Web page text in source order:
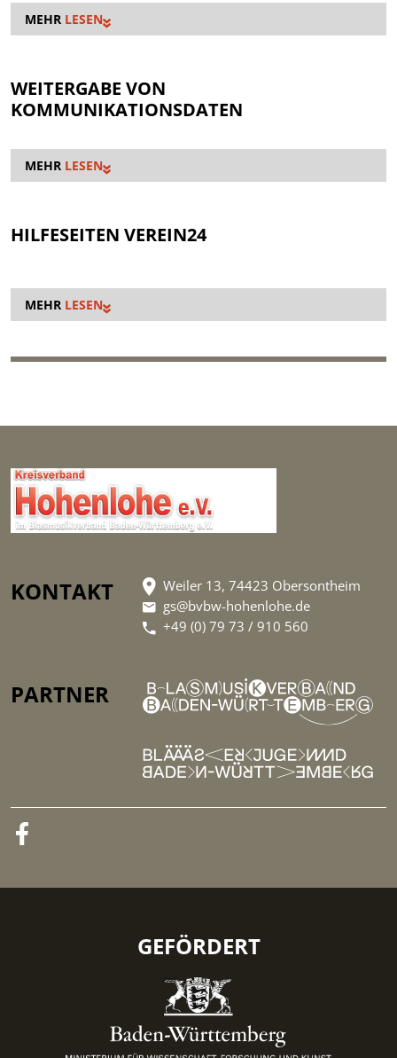
LESEN
WEITERGABE VON
KOMMUNIKATIONSDATEN
LESEN
HILFESEITEN VEREIN24
LESEN
KONTAKT
Weiler 13, 74423 Obersontheim
gs@bvbw-hohenlohe.de
+49 (0) 79 73 / 910 560
PARTNER
GEFÖRDERT